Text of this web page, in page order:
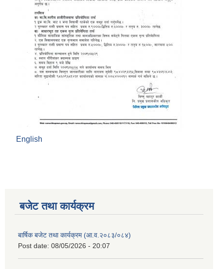
English
बजेट तथा कार्यक्रम
बार्षिक बजेट तथा कार्यक्रम (आ.व.२०८३/०८४)
Post date: 08/05/2026 - 20:07